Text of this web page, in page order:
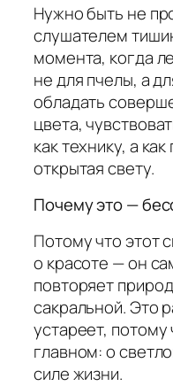
Нужно быть не
слушателем
момента, когда
не для пчелы, а
обладать
цвета,
как технику, а
открытая свету.
Почему это —
Потому что этот
о красоте — он
повторяет
сакральной. Это
устареет, потому
главном: о
силе жизни.